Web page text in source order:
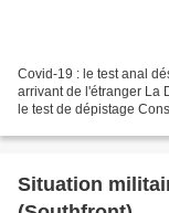
Covid-19 : le test anal
arrivant de l'étranger La
le test de dépistage
Situation